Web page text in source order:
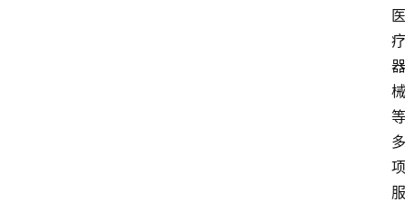
医
疗
器
械
等
多
项
服